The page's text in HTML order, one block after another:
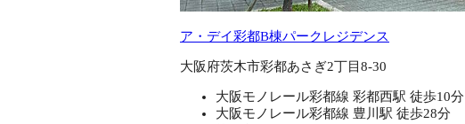
ア・デイ彩都B棟パークレジデンス
大阪府茨木市彩都あさぎ2丁目8-30
大阪モノレール彩都線 彩都西駅 徒歩10分
大阪モノレール彩都線 豊川駅 徒歩28分